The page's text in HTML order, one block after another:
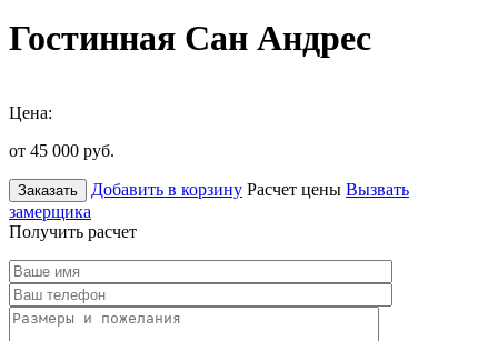
Гостинная Сан Андрес
Цена:
от 45 000 руб.
Заказать Добавить в корзину Расчет цены Вызвать
замерщика
Получить расчет